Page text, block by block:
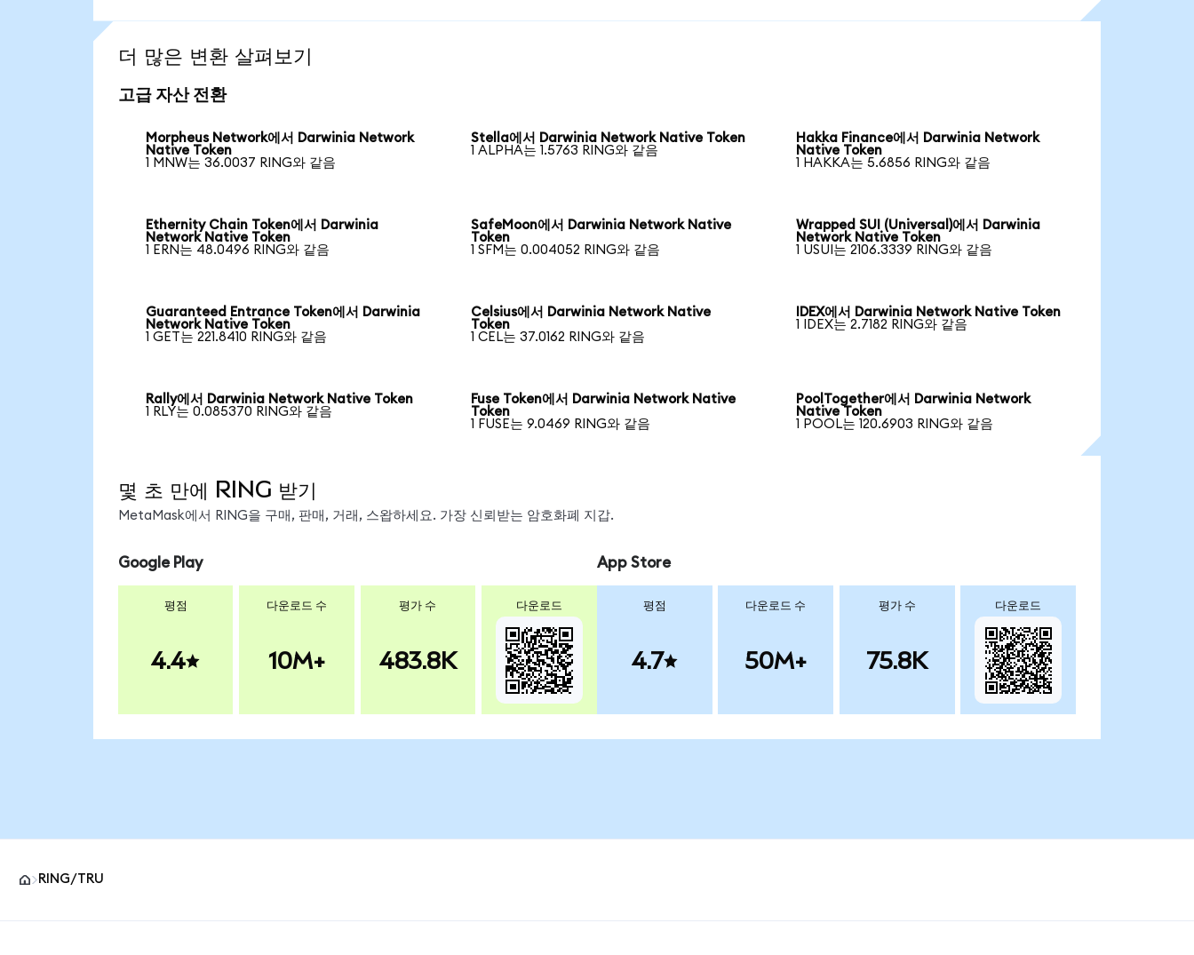
더 많은 변환 살펴보기
고급 자산 전환
Morpheus Network에서 Darwinia Network
Native Token
1 MNW는 36.0037 RING와 같음
Stella에서 Darwinia Network Native Token
1 ALPHA는 1.5763 RING와 같음
Hakka Finance에서 Darwinia Network
Native Token
1 HAKKA는 5.6856 RING와 같음
Ethernity Chain Token에서 Darwinia
Network Native Token
1 ERN는 48.0496 RING와 같음
SafeMoon에서 Darwinia Network Native
Token
1 SFM는 0.004052 RING와 같음
Wrapped SUI (Universal)에서 Darwinia
Network Native Token
1 USUI는 2106.3339 RING와 같음
Guaranteed Entrance Token에서 Darwinia
Network Native Token
1 GET는 221.8410 RING와 같음
Celsius에서 Darwinia Network Native
Token
1 CEL는 37.0162 RING와 같음
IDEX에서 Darwinia Network Native Token
1 IDEX는 2.7182 RING와 같음
Rally에서 Darwinia Network Native Token
1 RLY는 0.085370 RING와 같음
Fuse Token에서 Darwinia Network Native
Token
1 FUSE는 9.0469 RING와 같음
PoolTogether에서 Darwinia Network
Native Token
1 POOL는 120.6903 RING와 같음
몇 초 만에 RING 받기
MetaMask에서 RING을 구매, 판매, 거래, 스왑하세요. 가장 신뢰받는 암호화폐 지갑.
Google Play
평점
4.4
다운로드 수
10M+
평가 수
483.8K
다운로드
App Store
평점
4.7
다운로드 수
50M+
평가 수
75.8K
다운로드
RING/TRU